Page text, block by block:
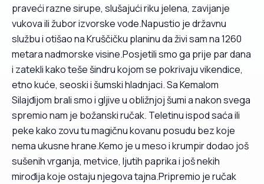
praveći razne sirupe, slušajući riku jelena, zavijanje
vukova ili žubor izvorske vode.Napustio je državnu
službu i otišao na Kruščičku planinu da živi sam na 1260
metara nadmorske visine.Posjetili smo ga prije par dana
i zatekli kako teše šindru kojom se pokrivaju vikendice,
etno kuće, seoski i šumski hladnjaci. Sa Kemalom
Silajđijom brali smo i gljive u obližnjoj šumi a nakon svega
spremio nam je božanski ručak. Teletinu ispod saća ili
peke kako zovu tu magičnu kovanu posudu bez koje
nema ukusne hrane.Kemo je u meso i krumpir dodao još
sušenih vrganja, metvice, ljutih paprika i još nekih
mirođija koje ostaju njegova tajna.Pripremio je ručak